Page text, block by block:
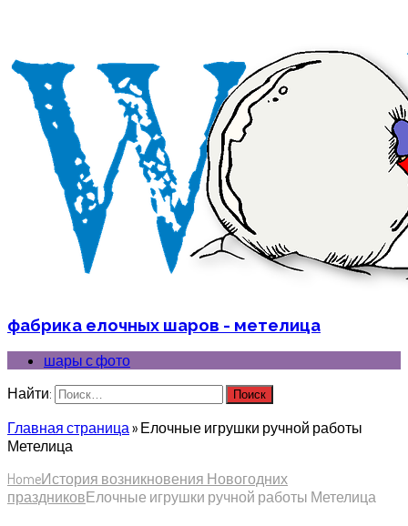
фабрика елочных шаров - метелица
шары с фото
Найти:
Главная страница» Елочные игрушки ручной работы
Метелица
HomeИстория возникновения Новогодних
праздниковЕлочные игрушки ручной работы Метелица